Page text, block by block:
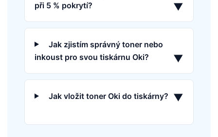
při 5 % pokrytí?
▼
Jak zjistím správný toner nebo
inkoust pro svou tiskárnu Oki?
▼
Jak vložit toner Oki do tiskárny? ▼